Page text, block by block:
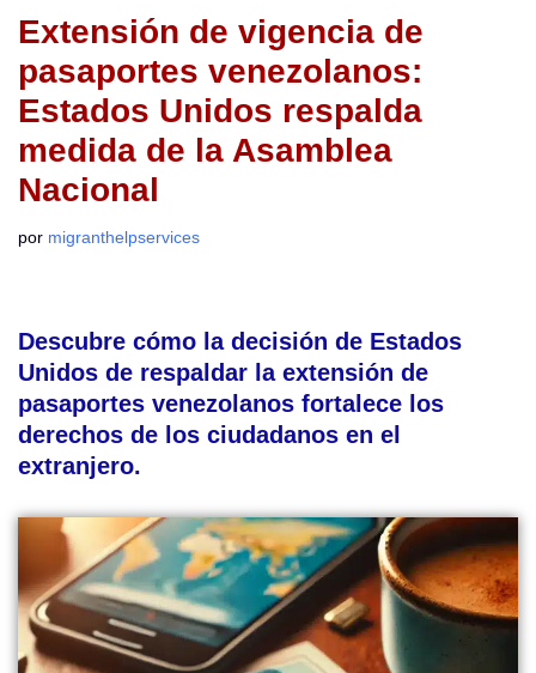
Extensión de vigencia de
pasaportes venezolanos:
Estados Unidos respalda
medida de la Asamblea
Nacional
por migranthelpservices
Descubre cómo la decisión de Estados
Unidos de respaldar la extensión de
pasaportes venezolanos fortalece los
derechos de los ciudadanos en el
extranjero.